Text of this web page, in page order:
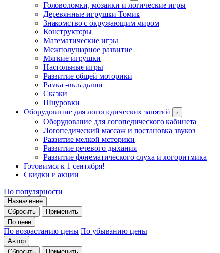
Головоломки, мозаики и логические игры
Деревянные игрушки Томик
Знакомство с окружающим миром
Конструкторы
Математические игры
Межполушарное развитие
Мягкие игрушки
Настольные игры
Развитие общей моторики
Рамка -вкладыши
Сказки
Шнуровки
Оборудование для логопедических занятий
›
Оборудование для логопедического кабинета
Логопедический массаж и постановка звуков
Развитие мелкой моторики
Развитие речевого дыхания
Развитие фонематического слуха и логоритмика
Готовимся к 1 сентября!
Скидки и акции
По популярности
Назначение
Сбросить
Применить
По цене
По возрастанию цены По убыванию цены
Автор
Сбросить
Применить